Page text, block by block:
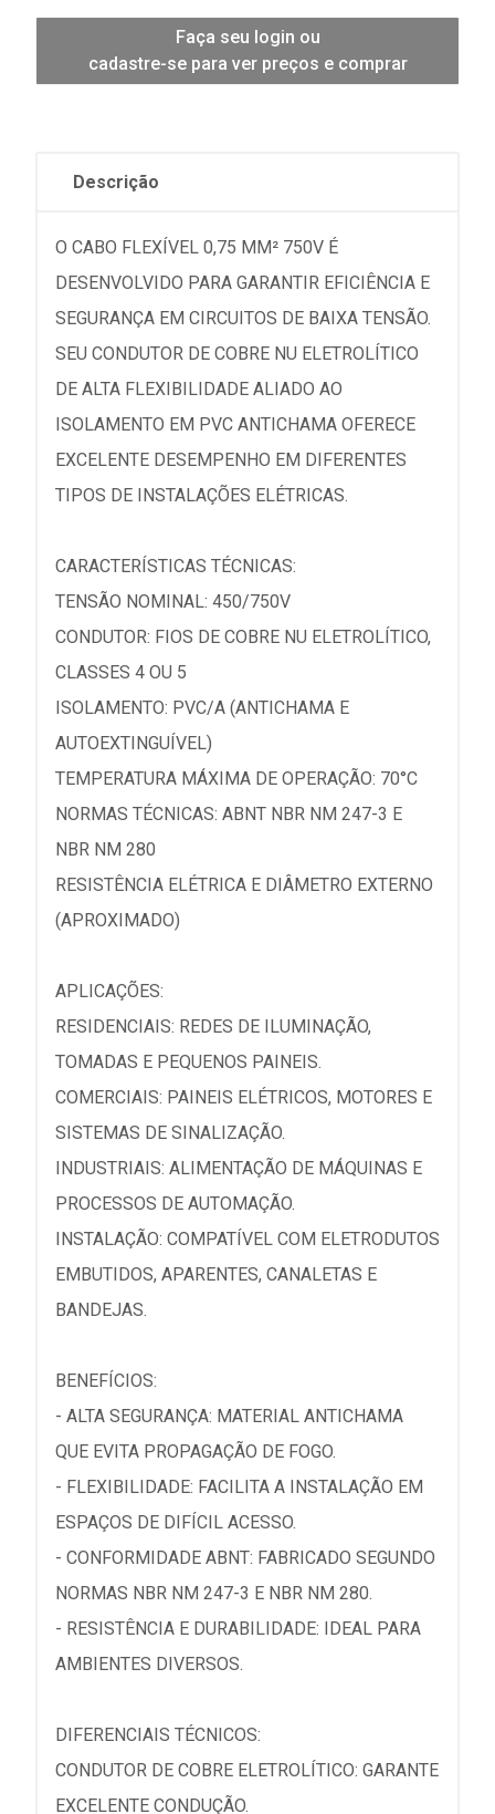
Faça seu login ou
cadastre-se para ver preços e comprar
Descrição
O CABO FLEXÍVEL 0,75 MM² 750V É
DESENVOLVIDO PARA GARANTIR EFICIÊNCIA E
SEGURANÇA EM CIRCUITOS DE BAIXA TENSÃO.
SEU CONDUTOR DE COBRE NU ELETROLÍTICO
DE ALTA FLEXIBILIDADE ALIADO AO
ISOLAMENTO EM PVC ANTICHAMA OFERECE
EXCELENTE DESEMPENHO EM DIFERENTES
TIPOS DE INSTALAÇÕES ELÉTRICAS.
CARACTERÍSTICAS TÉCNICAS:
TENSÃO NOMINAL: 450/750V
CONDUTOR: FIOS DE COBRE NU ELETROLÍTICO,
CLASSES 4 OU 5
ISOLAMENTO: PVC/A (ANTICHAMA E
AUTOEXTINGUÍVEL)
TEMPERATURA MÁXIMA DE OPERAÇÃO: 70°C
NORMAS TÉCNICAS: ABNT NBR NM 247-3 E
NBR NM 280
RESISTÊNCIA ELÉTRICA E DIÂMETRO EXTERNO
(APROXIMADO)
APLICAÇÕES:
RESIDENCIAIS: REDES DE ILUMINAÇÃO,
TOMADAS E PEQUENOS PAINEIS.
COMERCIAIS: PAINEIS ELÉTRICOS, MOTORES E
SISTEMAS DE SINALIZAÇÃO.
INDUSTRIAIS: ALIMENTAÇÃO DE MÁQUINAS E
PROCESSOS DE AUTOMAÇÃO.
INSTALAÇÃO: COMPATÍVEL COM ELETRODUTOS
EMBUTIDOS, APARENTES, CANALETAS E
BANDEJAS.
BENEFÍCIOS:
- ALTA SEGURANÇA: MATERIAL ANTICHAMA
QUE EVITA PROPAGAÇÃO DE FOGO.
- FLEXIBILIDADE: FACILITA A INSTALAÇÃO EM
ESPAÇOS DE DIFÍCIL ACESSO.
- CONFORMIDADE ABNT: FABRICADO SEGUNDO
NORMAS NBR NM 247-3 E NBR NM 280.
- RESISTÊNCIA E DURABILIDADE: IDEAL PARA
AMBIENTES DIVERSOS.
DIFERENCIAIS TÉCNICOS:
CONDUTOR DE COBRE ELETROLÍTICO: GARANTE
EXCELENTE CONDUÇÃO.